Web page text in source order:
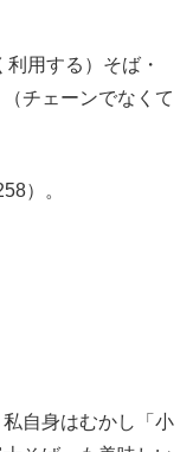
用する）そば・
チェーンでなくて
）。
自身はむかし「小